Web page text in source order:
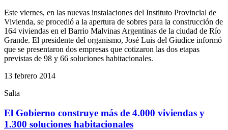
Este viernes, en las nuevas instalaciones del Instituto Provincial de
Vivienda, se procedió a la apertura de sobres para la construcción de
164 viviendas en el Barrio Malvinas Argentinas de la ciudad de Río
Grande. El presidente del organismo, José Luis del Giudice informó
que se presentaron dos empresas que cotizaron las dos etapas
previstas de 98 y 66 soluciones habitacionales.
13 febrero 2014
Salta
El Gobierno construye más de 4.000 viviendas y
1.300 soluciones habitacionales